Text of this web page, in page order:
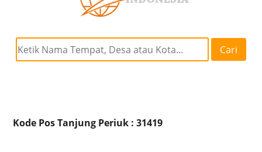
Cari
Kode Pos Tanjung Periuk : 31419